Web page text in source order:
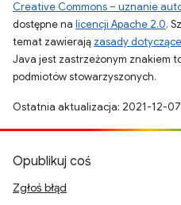
Creative Commons – uznanie
dostępne na licencji Apache 2.0.
temat zawierają zasady
Java jest zastrzeżonym znakiem
podmiotów stowarzyszonych.
Ostatnia aktualizacja: 2021-12-07
Opublikuj coś
Zgłoś błąd